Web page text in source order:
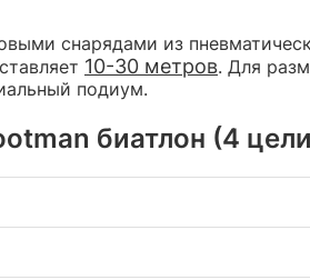
снарядами из
10-30 метров. Для
подиум.
биатлон (4